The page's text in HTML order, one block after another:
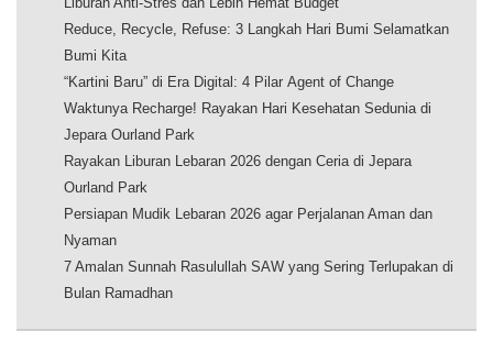
Reduce, Recycle, Refuse: 3 Langkah Hari Bumi Selamatkan
Bumi Kita
“Kartini Baru” di Era Digital: 4 Pilar Agent of Change
Waktunya Recharge! Rayakan Hari Kesehatan Sedunia di
Jepara Ourland Park
Rayakan Liburan Lebaran 2026 dengan Ceria di Jepara
Ourland Park
Persiapan Mudik Lebaran 2026 agar Perjalanan Aman dan
Nyaman
7 Amalan Sunnah Rasulullah SAW yang Sering Terlupakan di
Bulan Ramadhan